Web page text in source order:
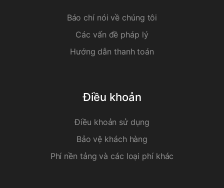
Báo chí nói về chúng tôi
Các vấn đề pháp lý
Hướng dẫn thanh toán
Điều khoản
Điều khoản sử dụng
Bảo vệ khách hàng
Phí nền tảng và các loại phí khác